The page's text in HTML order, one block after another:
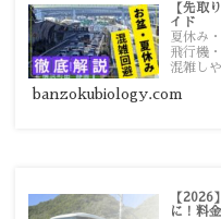
【先取
イド
夏休み
飛行機
混雑し
banzokubiology.com
【2026
に！料